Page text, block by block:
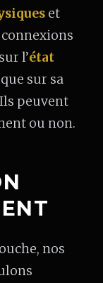
et
connexions
l’état
sur sa
peuvent
ou non.
nos